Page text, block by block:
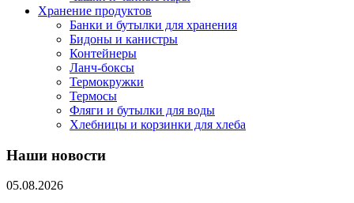
Хранение продуктов
Банки и бутылки для хранения
Бидоны и канистры
Контейнеры
Ланч-боксы
Термокружки
Термосы
Фляги и бутылки для воды
Хлебницы и корзинки для хлеба
Наши новости
05.08.2026